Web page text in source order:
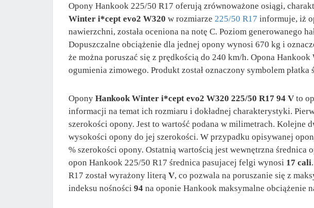
Opony Hankook 225/50 R17 oferują zrównoważone osiągi,
Winter i*cept evo2 W320 w rozmiarze 225/50 R17 informuje, iż
nawierzchni, została oceniona na notę C. Poziom generowanego
Dopuszczalne obciążenie dla jednej opony wynosi 670 kg i
że można poruszać się z prędkością do 240 km/h. Opona
ogumienia zimowego. Produkt został oznaczony symbolem
Opony Hankook Winter i*cept evo2 W320 225/50 R17 94 V to
informacji na temat ich rozmiaru i dokładnej charakterystyki.
szerokości opony. Jest to wartość podana w milimetrach.
wysokości opony do jej szerokości. W przypadku opisywanej
% szerokości opony. Ostatnią wartością jest wewnętrzna
opon Hankook 225/50 R17 średnica pasujacej felgi wynosi 17 cali
R17 został wyrażony literą V, co pozwala na poruszanie się z
indeksu nośności 94 na oponie Hankook maksymalne obciążenie